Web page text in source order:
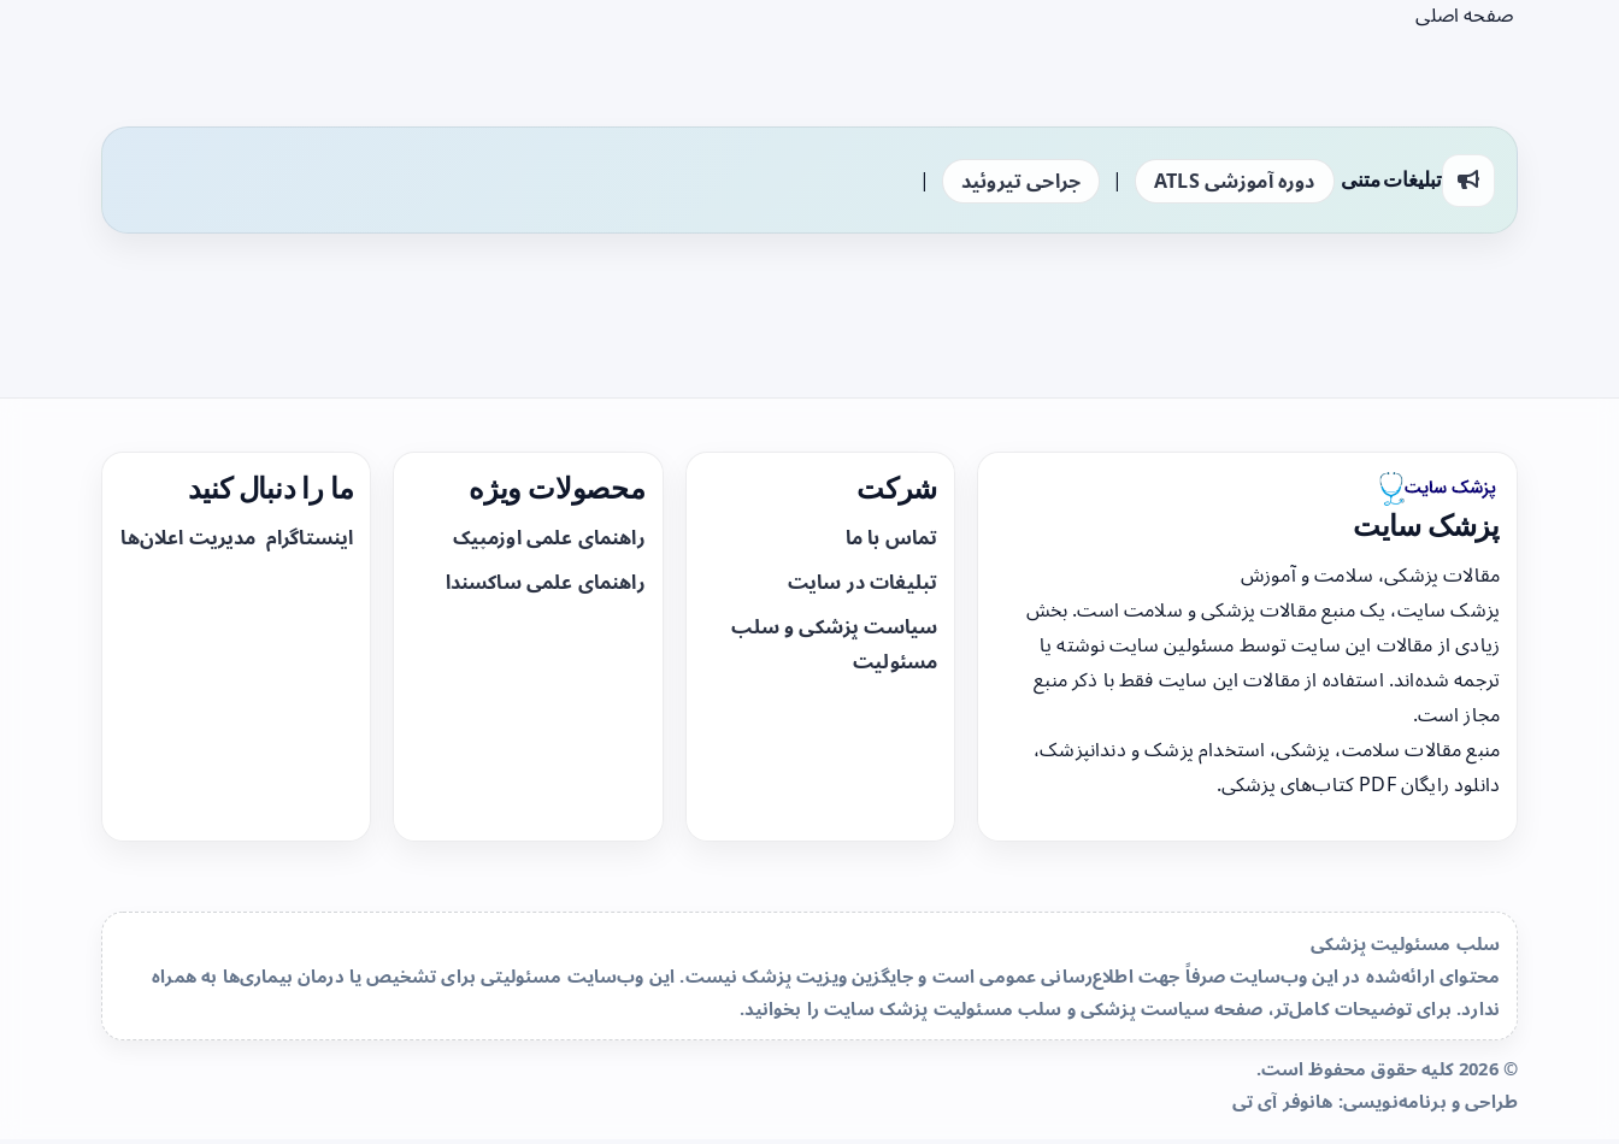
صفحه اصلی
تبلیغات متنی دوره آموزشی ATLS | جراحی تیروئید |
پزشک سایت
مقالات پزشکی، سلامت و آموزش
پزشک سایت، یک منبع مقالات پزشکی و سلامت است. بخش
زیادی از مقالات این سایت توسط مسئولین سایت نوشته یا
ترجمه شده‌اند. استفاده از مقالات این سایت فقط با ذکر منبع
مجاز است.
منبع مقالات سلامت، پزشکی، استخدام پزشک و دندانپزشک،
دانلود رایگان PDF کتاب‌های پزشکی.
شرکت
تماس با ما
تبلیغات در سایت
سیاست پزشکی و سلب
مسئولیت
محصولات ویژه
راهنمای علمی اوزمپیک
راهنمای علمی ساکسندا
ما را دنبال کنید
اینستاگرام مدیریت اعلان‌ها
سلب مسئولیت پزشکی
محتوای ارائه‌شده در این وب‌سایت صرفاً جهت اطلاع‌رسانی عمومی است و جایگزین ویزیت پزشک نیست. این وب‌سایت مسئولیتی برای تشخیص یا درمان بیماری‌ها به همراه
ندارد. برای توضیحات کامل‌تر، صفحهسیاست پزشکی و سلب مسئولیت پزشک سایترا بخوانید.
© 2026 کلیه حقوق محفوظ است.
طراحی و برنامه‌نویسی: هانوفر آی تی